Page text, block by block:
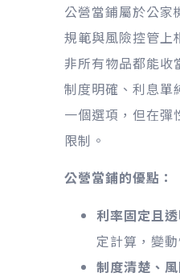
公營當鋪屬於公家
規範與風險控管上
非所有物品都能收
制度明確、利息單
一個選項，但在彈
限制。
公營當鋪的優點：
利率固定且透
定計算，變
制度清楚、風